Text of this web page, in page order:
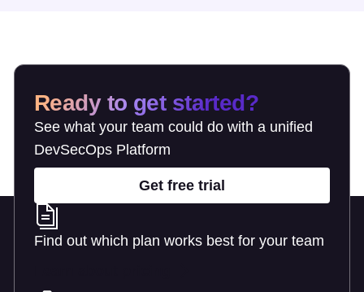
Ready to get started?
See what your team could do with a unified
DevSecOps Platform
Get free trial
Find out which plan works best for your team